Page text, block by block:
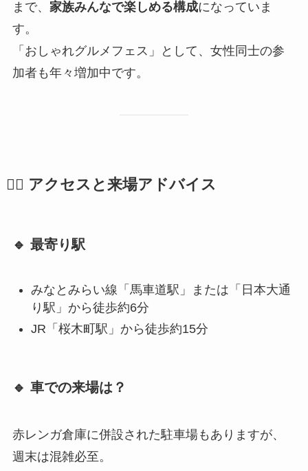
まで、 家族みんなで楽しめる構成になっていま
す。
「おしゃれグルメフェス」として、女性同士の参
加者も年々増加中です。
🚶‍♀️ アクセスと来場アドバイス
🔹 最寄り駅
みなとみらい線「馬車道駅」または「日本大通
り駅」から徒歩約6分
JR「桜木町駅」から徒歩約15分
🔹 車での来場は？
赤レンガ倉庫に併設された駐車場もありますが、
週末は混雑必至。